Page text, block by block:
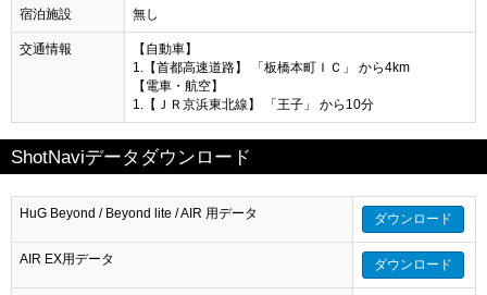
宿泊施設 無し
交通情報
【自動車】
1.【首都高速道路】 「板橋本町ＩＣ」 から4km
【電車・航空】
1.【ＪＲ京浜東北線】 「王子」 から10分
ShotNaviデータダウンロード
HuG Beyond / Beyond lite / AIR 用データ ダウンロード
AIR EX用データ ダウンロード